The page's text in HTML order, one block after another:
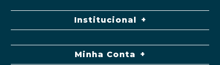
Institucional
Minha Conta